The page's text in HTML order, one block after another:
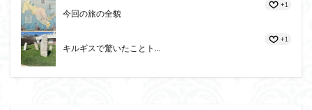
今回の旅の全貌
+1
キルギスで驚いたことト...
+1